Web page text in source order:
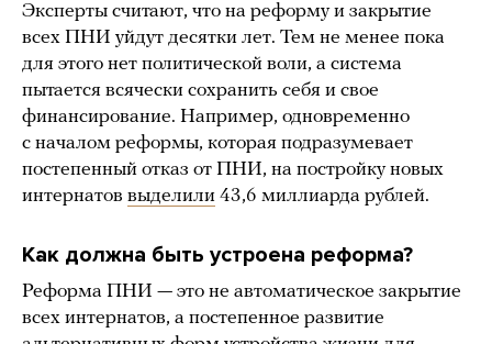
Эксперты считают, что на реформу и закрытие
всех ПНИ уйдут десятки лет. Тем не менее пока
для этого нет политической воли, а система
пытается всячески сохранить себя и свое
финансирование. Например, одновременно
с началом реформы, которая подразумевает
постепенный отказ от ПНИ, на постройку новых
интернатов выделили 43,6 миллиарда рублей.
Как должна быть устроена реформа?
Реформа ПНИ — это не автоматическое закрытие
всех интернатов, а постепенное развитие